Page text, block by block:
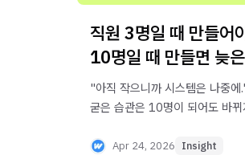
직원 3명일 때 만들어
10명일 때 만들면 늦
"아직 작으니까 시스템은 나중
굳은 습관은 10명이 되어도 바
그리고 늦을수록 비용이 왜 급증
Apr 24, 2026 Insight